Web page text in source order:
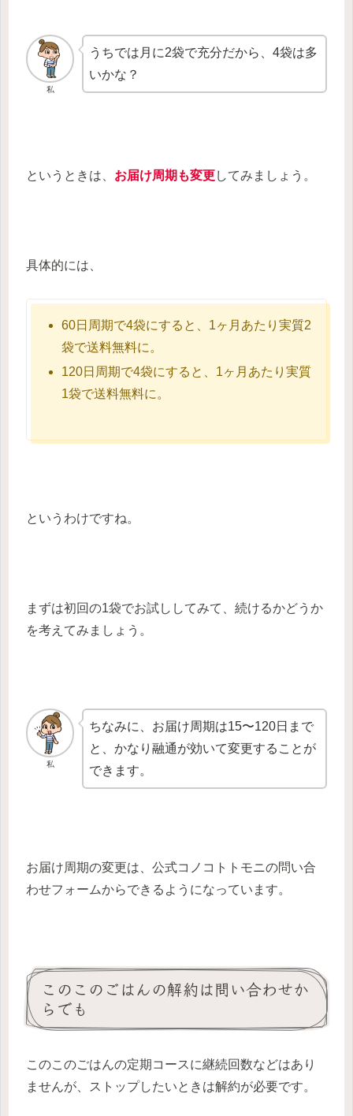
私
うちでは月に2袋で充分だから、4袋は多
いかな？
というときは、 お届け周期も変更してみましょう。
具体的には、
60日周期で4袋にすると、1ヶ月あたり実質2
袋で送料無料に。
120日周期で4袋にすると、1ヶ月あたり実質
1袋で送料無料に。
というわけですね。
まずは初回の1袋でお試ししてみて、続けるかどうか
を考えてみましょう。
私
ちなみに、お届け周期は15〜120日まで
と、かなり融通が効いて変更することが
できます。
お届け周期の変更は、公式コノコトトモニの問い合
わせフォームからできるようになっています。
このこのごはんの解約は問い合わせか
らでも
このこのごはんの定期コースに継続回数などはあり
ませんが、ストップしたいときは解約が必要です。